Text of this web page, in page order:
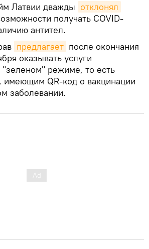
Латвии дважды отклонял
получать COVID-
антител.
предлагает после окончания
оказывать услуги
"зеленом" режиме, то есть
имеющим QR-код о вакцинации
заболевании.